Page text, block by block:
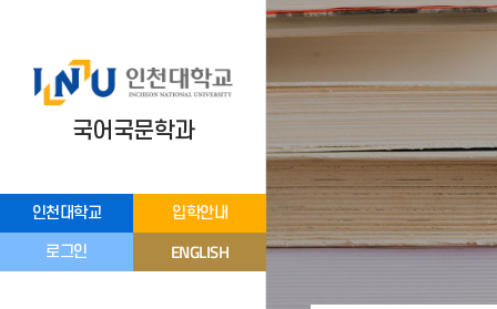
인천대학교 입학안내
로그인 ENGLISH
국어국문학과